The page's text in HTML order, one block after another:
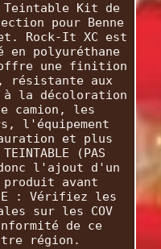
Teintable Kit de
pour Benne
Rock-It XC est
en polyuréthane
une finition
résistante aux
à la décoloration
camion, les
l'équipement
et plus
(PAS
l'ajout d'un
produit avant
: Vérifiez les
sur les COV
de ce
région.